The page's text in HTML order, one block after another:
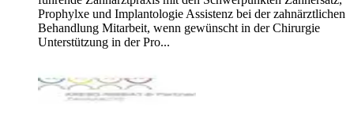
Prophylxe und Implantologie Assistenz bei der zahnärztlichen
Behandlung Mitarbeit, wenn gewünscht in der Chirurgie
Unterstützung in der Pro...